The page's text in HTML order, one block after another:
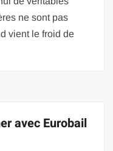
ne sont pas
vient le froid de
avec Eurobail